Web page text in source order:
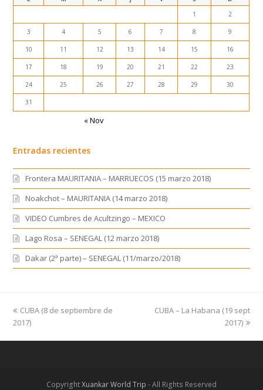
1
2
3 4 5 6 7 8 9
10 11 12 13 14 15 16
17 18 19 20 21 22 23
24 25 26 27 28 29 30
31
« Nov
Entradas recientes
Frontera MAURITANIA – MARRUECOS (15 marzo 2018)
Noakchot – MAURITANIA (14 marzo 2018)
VIDEO Cumbres de Acultzingo – MEXICO
Lago Rosa – SENEGAL (12 marzo 2018)
Dakar (2ª parte) – SENEGAL (11/marzo/2018)
previous
post:
CUBA (8 de septiembre de
2017)
next
CUBA – La Habana (19 sept
2017)
CopyrightXuankar World Trip - All Rights Reserved